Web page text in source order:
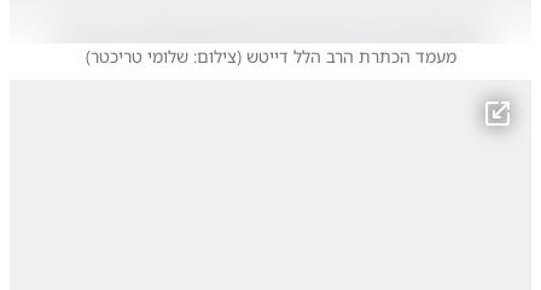
מעמד הכתרת הרב הלל דייטש (צילום: שלומי טריכטר)